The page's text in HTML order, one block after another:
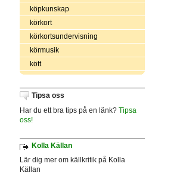
köpkunskap
körkort
körkortsundervisning
körmusik
kött
Tipsa oss
Har du ett bra tips på en länk? Tipsa
oss!
Kolla Källan
Lär dig mer om källkritik på Kolla
Källan